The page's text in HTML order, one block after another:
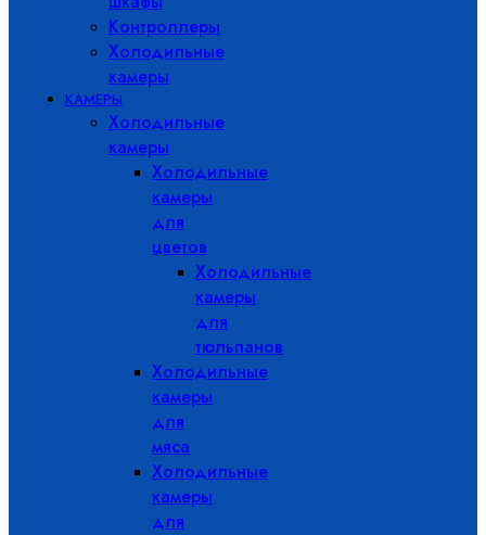
Контроллеры
Холодильные
камеры
КАМЕРЫ
Холодильные
камеры
Холодильные
камеры
для
цветов
Холодильные
камеры
для
тюльпанов
Холодильные
камеры
для
мяса
Холодильные
камеры
для